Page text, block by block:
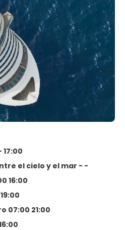
el cielo y el mar - -
16:00
07:00 21:00